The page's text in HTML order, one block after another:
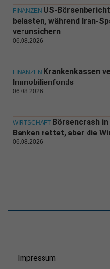
FINANZEN US-
belasten, während Iran-
verunsichern
06.08.2026
FINANZEN Krankenkassen
Immobilienfonds
06.08.2026
WIRTSCHAFT Börsencrash in
Banken rettet, aber die
06.08.2026
Impressum